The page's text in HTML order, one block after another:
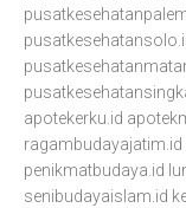
apotekerku.id
ragambudayajatim.id
penikmatbudaya.id
senibudayaislam.id